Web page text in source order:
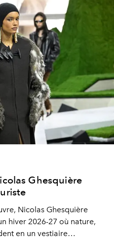
Ghesquière
Nicolas Ghesquière
hiver 2026-27 où nature,
en un vestiaire